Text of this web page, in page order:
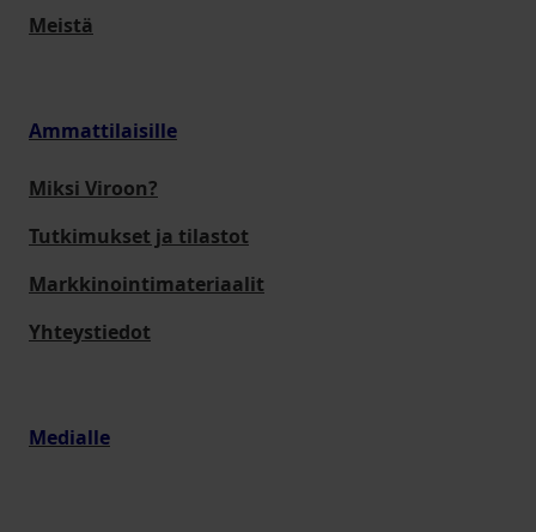
Meistä
Ammattilaisille
Miksi Viroon?
Tutkimukset ja tilastot
Markkinointimateriaalit
Yhteystiedot
Medialle